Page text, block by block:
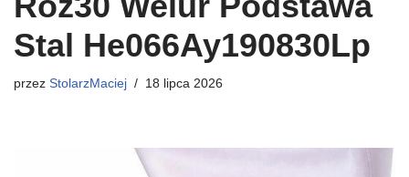
Stal He066Ay190830Lp
przez StolarzMaciej 18 lipca 2026